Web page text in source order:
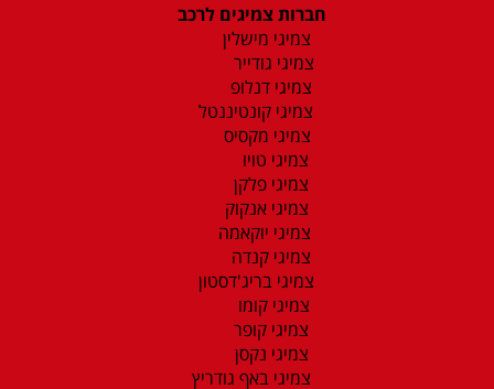
חברות צמיגים לרכב
צמיגי מישלין
צמיגי גודייר
צמיגי דנלופ
צמיגי קונטיננטל
צמיגי מקסיס
צמיגי טויו
צמיגי פלקן
צמיגי אנקוק
צמיגי יוקאמה
צמיגי קנדה
צמיגי בריג'דסטון
צמיגי קומו
צמיגי קופר
צמיגי נקסן
צמיגי באף גודריץ